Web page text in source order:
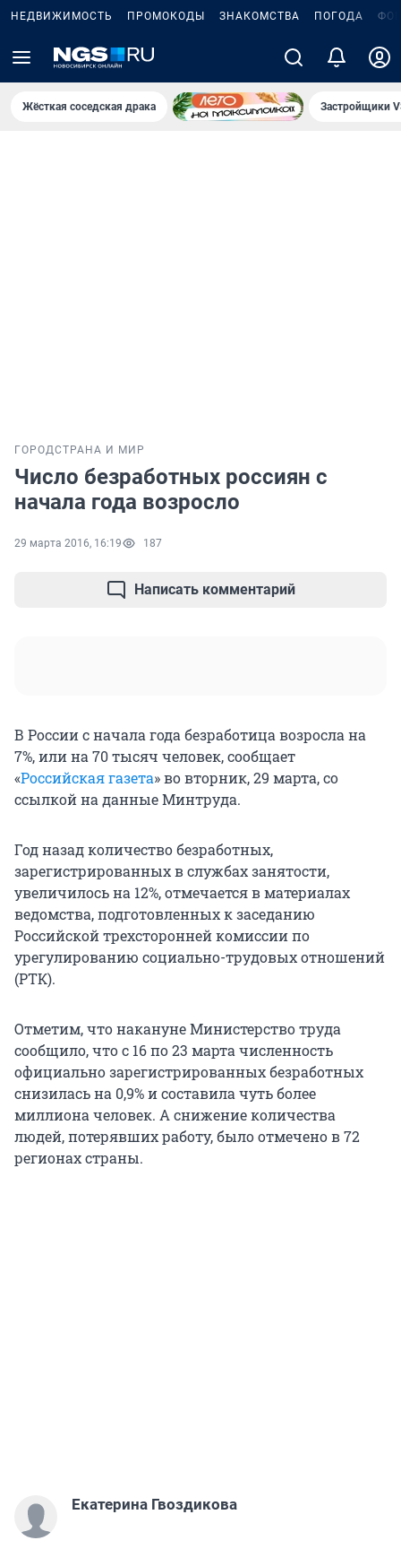
НЕДВИЖИМОСТЬ ПРОМОКОДЫ ЗНАКОМСТВА ПОГОДА
Жёсткая соседская драка Застройщики
ГОРОДСТРАНА И МИР
Число безработных россиян с
начала года возросло
29 марта 2016, 16:19 187
Написать комментарий
В России с начала года безработица возросла на
7%, или на 70 тысяч человек, сообщает
«Российская газета» во вторник, 29 марта, со
ссылкой на данные Минтруда.
Год назад количество безработных,
зарегистрированных в службах занятости,
увеличилось на 12%, отмечается в материалах
ведомства, подготовленных к заседанию
Российской трехсторонней комиссии по
урегулированию социально-трудовых отношений
(РТК).
Отметим, что накануне Министерство труда
сообщило, что с 16 по 23 марта численность
официально зарегистрированных безработных
снизилась на 0,9% и составила чуть более
миллиона человек. А снижение количества
людей, потерявших работу, было отмечено в 72
регионах страны.
Екатерина Гвоздикова